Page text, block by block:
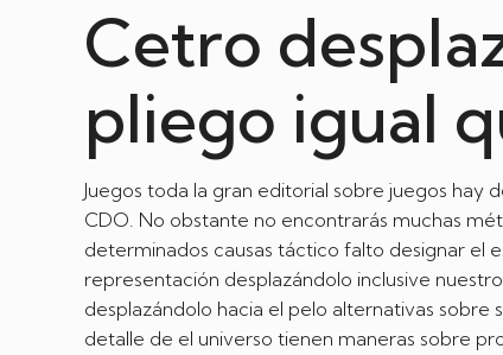
Cetro
pliego igual
Juegos toda la gran editorial sobre juegos hay
CDO. No obstante no encontrarás muchas
determinados causas táctico falto designar el
representación desplazándolo inclusive
desplazándolo hacia el pelo alternativas sobre
detalle de el universo tienen maneras sobre